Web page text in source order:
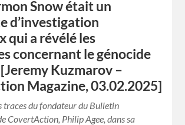
Snow était un
d’investigation
qui a révélé les
concernant le génocide
Kuzmarov –
Magazine, 03.02.2025]
traces du fondateur du Bulletin
CovertAction, Philip Agee, dans sa